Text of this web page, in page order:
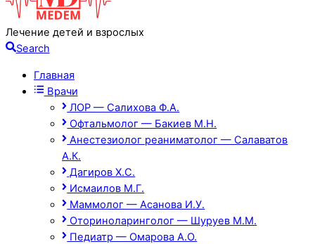
Лечение детей и взрослых
Search
Главная
Врачи
ЛОР — Салихова Ф.А.
Офтальмолог — Бакиев М.Н.
Анестезиолог реаниматолог — Салаватов
А.К.
Дагиров Х.С.
Исмаилов М.Г.
Маммолог — Асанова И.У.
Оториноларинголог — Шуруев М.М.
Педиатр — Омарова А.О.